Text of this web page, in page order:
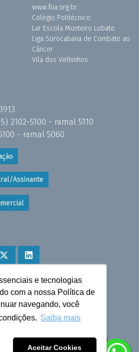
e tecnologias
com a nossa Política de
navegando, você
Saiba mais
Aceitar Cookies
www.fua.org.br
Colégio Politécnico
Lar Escola Monteiro Lobato
Liga Sorocabana de Combate ao
Câncer
Vila dos Velhinhos
2102-5100 - ramal 5110
- ramal 5060
Assinante
reservados © 2025 Cruzeiro do Sul